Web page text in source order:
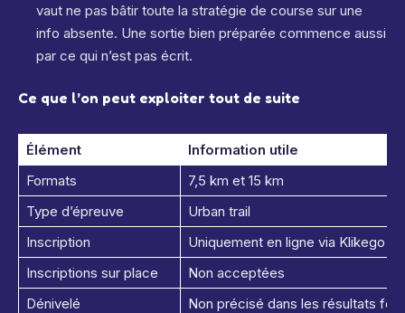
vaut ne pas bâtir toute la stratégie de course sur une
info absente. Une sortie bien préparée commence aussi
par ce qui n’est pas écrit.
Ce que l’on peut exploiter tout de suite
Élément
Information utile
Formats
7,5 km et 15 km
Type d’épreuve
Urban trail
Inscription
Uniquement en ligne via Klikego
Inscriptions sur place
Non acceptées
Dénivelé
Non précisé dans les résultats